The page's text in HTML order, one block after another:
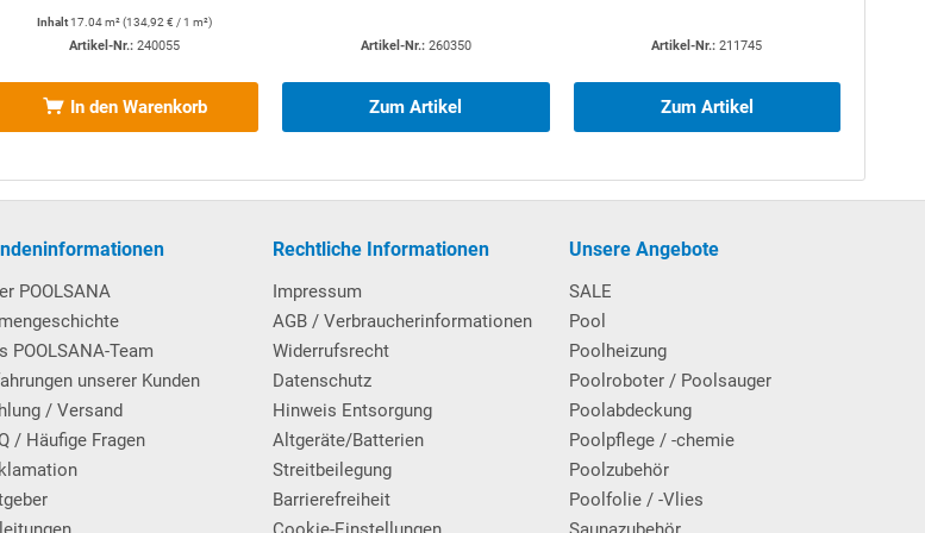
ein Bodenablauf enthalten. Dieser wird
hin in die Bodenplatte eingesetzt
Mess- und Regelanlage für den pH-Wert
Inhalt17.04 m²(134,92 € / 1 m²)
Artikel-Nr.:240055
In den Warenkorb
Artikel-Nr.: 260350
Zum Artikel
Artikel-Nr.:211745
Zum Artikel
POOLSANA
POOLSANA-Team
unserer Kunden
/ Versand
/ Häufige Fragen
Rechtliche Informationen
Impressum
AGB / Verbraucherinformationen
Widerrufsrecht
Datenschutz
Hinweis Entsorgung
Altgeräte/Batterien
Streitbeilegung
Barrierefreiheit
Unsere Angebote
SALE
Pool
Poolheizung
Poolroboter / Poolsauger
Poolabdeckung
Poolpflege / -chemie
Poolzubehör
Poolfolie / -Vlies